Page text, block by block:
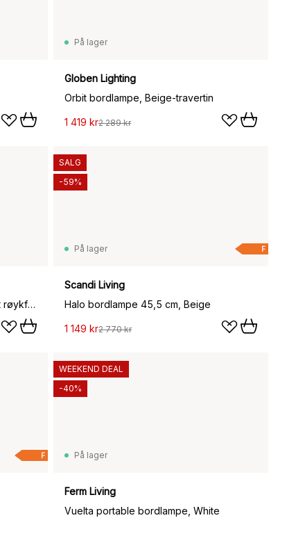
På lager
Globen Lighting
Orbit bordlampe, Beige-travertin
1 419 kr2 289 kr
Bowl bordlampe, Raw copper, lyst røykfarget glass
F
På lager
Scandi Living
Halo bordlampe 45,5 cm, Beige
1 149 kr2 770 kr
SALG
-59%
F På lager
Ferm Living
Vuelta portable bordlampe, White
WEEKEND DEAL
-40%